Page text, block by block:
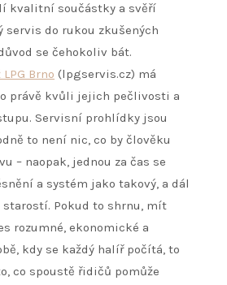
kvalitní součástky a svěří
servis do rukou zkušených
se čehokoliv bát.
Brno (lpgservis.cz) má
právě kvůli jejich pečlivosti a
Servisní prohlídky jsou
to není nic, co by člověku
– naopak, jednou za čas se
a systém jako takový, a dál
starostí. Pokud to shrnu, mít
rozumné, ekonomické a
kdy se každý halíř počítá, to
co spoustě řidičů pomůže